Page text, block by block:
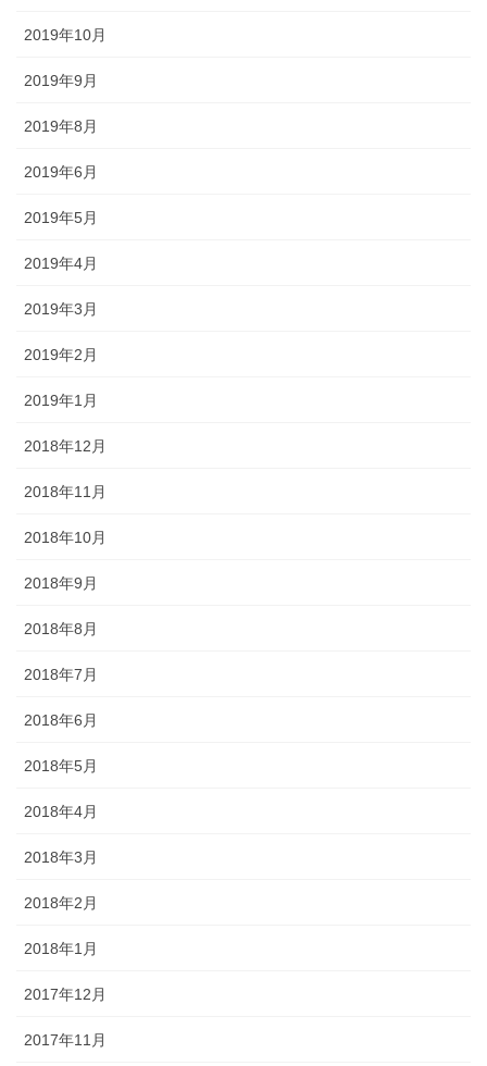
2019年10月
2019年9月
2019年8月
2019年6月
2019年5月
2019年4月
2019年3月
2019年2月
2019年1月
2018年12月
2018年11月
2018年10月
2018年9月
2018年8月
2018年7月
2018年6月
2018年5月
2018年4月
2018年3月
2018年2月
2018年1月
2017年12月
2017年11月